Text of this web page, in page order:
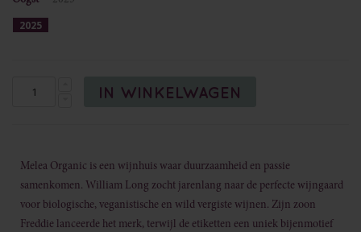
de
afbeeldingen-
2025
IN WINKELWAGEN
Melea Organic is een wijnhuis waar duurzaamheid en passie
samenkomen. William Long zocht jarenlang naar de perfecte wijngaard
voor biologische, veganistische en wild vergiste wijnen. Zijn zoon
Freddie lanceerde het merk, terwijl de etiketten een uniek bijenmotief